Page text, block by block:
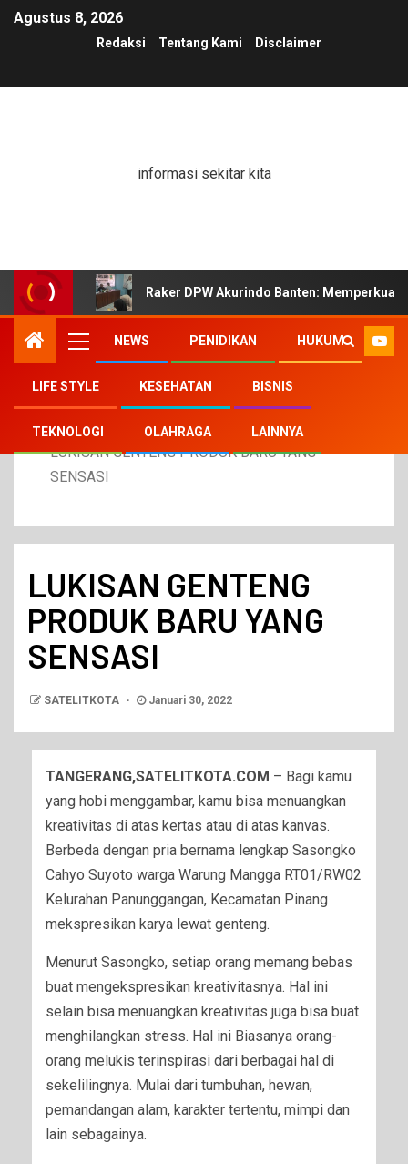
Agustus 8, 2026
Redaksi Tentang Kami Disclaimer
informasi sekitar kita
Raker DPW Akurindo Banten:
NEWS PENIDIKAN HUKUM
LIFE STYLE KESEHATAN BISNIS
TEKNOLOGI OLAHRAGA LAINNYA
Home Januari
LUKISAN GENTENG PRODUK BARU YANG
SENSASI
LUKISAN GENTENG
PRODUK BARU YANG
SENSASI
SATELITKOTA Januari 30, 2022
TANGERANG,SATELITKOTA.COM – Bagi kamu
yang hobi menggambar, kamu bisa menuangkan
kreativitas di atas kertas atau di atas kanvas.
Berbeda dengan pria bernama lengkap Sasongko
Cahyo Suyoto warga Warung Mangga RT01/RW02
Kelurahan Panunggangan, Kecamatan Pinang
mekspresikan karya lewat genteng.
Menurut Sasongko, setiap orang memang bebas
buat mengekspresikan kreativitasnya. Hal ini
selain bisa menuangkan kreativitas juga bisa buat
menghilangkan stress. Hal ini Biasanya orang-
orang melukis terinspirasi dari berbagai hal di
sekelilingnya. Mulai dari tumbuhan, hewan,
pemandangan alam, karakter tertentu, mimpi dan
lain sebagainya.